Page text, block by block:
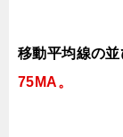
移動平均線の並
75MA。